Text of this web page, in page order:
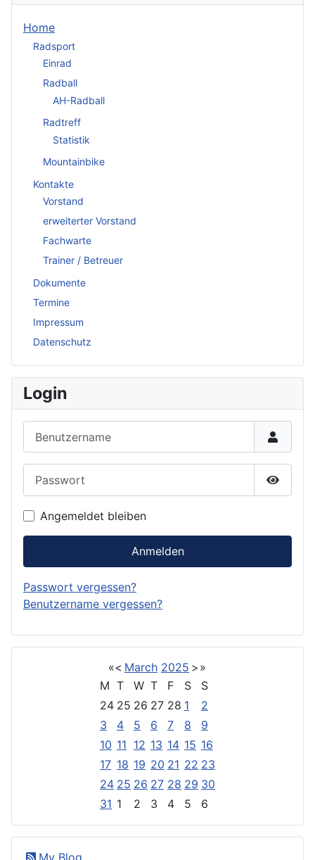
Home
Radsport
Einrad
Radball
AH-Radball
Radtreff
Statistik
Mountainbike
Kontakte
Vorstand
erweiterter Vorstand
Fachwarte
Trainer / Betreuer
Dokumente
Termine
Impressum
Datenschutz
Login
Angemeldet bleiben
Anmelden
Passwort vergessen?
Benutzername vergessen?
«< March 2025 > »
M T W T F S
S
24 25 26 27 28 1
2
3
4 5 6 7 8
9
10 11 12 13 14 15 16
17 18 19 20 21 22 23
24 25 26 27 28 29 30
31 1 2 3 4 5 6
My Blog